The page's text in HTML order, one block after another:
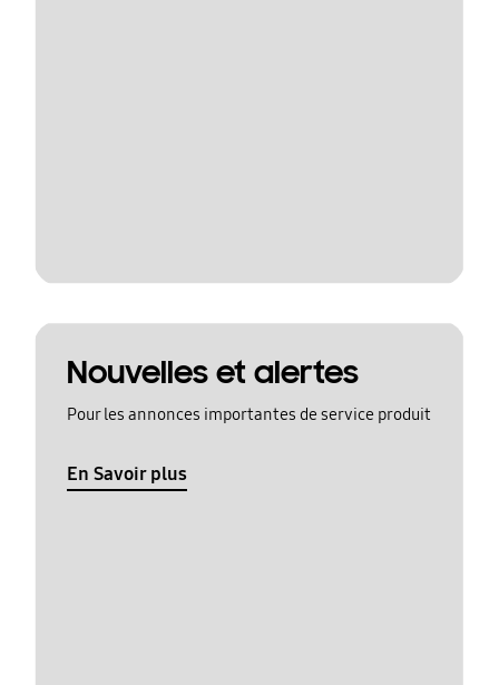
Nouvelles et alertes
Pour les annonces importantes de service produit
En Savoir plus